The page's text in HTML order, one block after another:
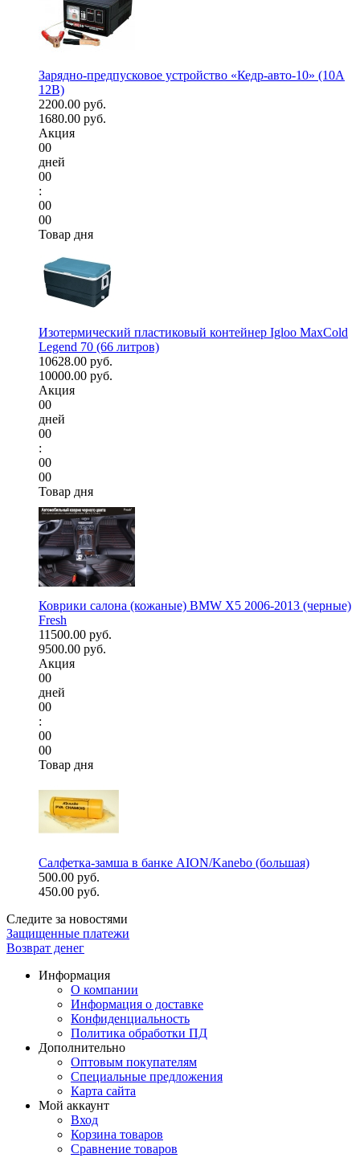
Зарядно-предпусковое устройство «Кедр-авто-10» (10A
12В)
2200.00 руб.
1680.00 руб.
Акция
00
дней
00
:
00
00
Товар дня
Изотермический пластиковый контейнер Igloo MaxCold
Legend 70 (66 литров)
10628.00 руб.
10000.00 руб.
Акция
00
дней
00
:
00
00
Товар дня
Коврики салона (кожаные) BMW X5 2006-2013 (черные)
Fresh
11500.00 руб.
9500.00 руб.
Акция
00
дней
00
:
00
00
Товар дня
Салфетка-замша в банке AION/Kanebo (большая)
500.00 руб.
450.00 руб.
Следите за новостями
Защищенные платежи
Возврат денег
Информация
О компании
Информация о доставке
Конфиденциальность
Политика обработки ПД
Дополнительно
Оптовым покупателям
Специальные предложения
Карта сайта
Мой аккаунт
Вход
Корзина товаров
Сравнение товаров